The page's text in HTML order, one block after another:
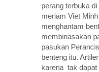
perang terbuka
meriam Viet
menghantam
membinasakan
pasukan
benteng itu.
karena tak